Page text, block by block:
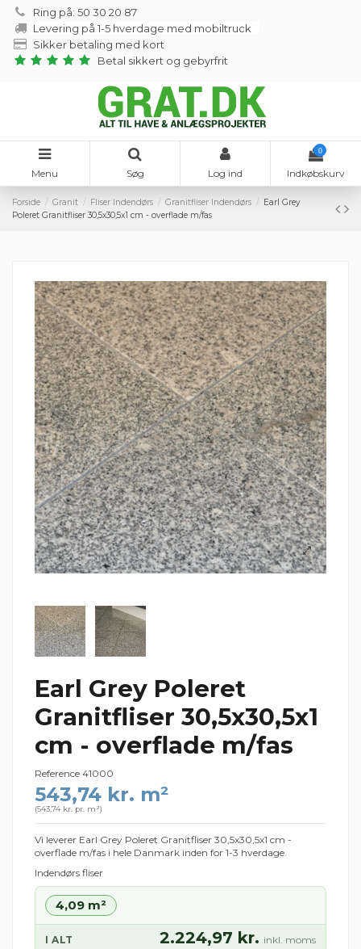
Ring på: 50 30 20 87
Levering på 1-5 hverdage med mobiltruck
Sikker betaling med kort
Betal sikkert og gebyrfrit
Menu Søg Log ind
0
Indkøbskurv
Forside Granit Fliser Indendørs Granitfliser Indendørs
Earl Grey
Poleret Granitfliser 30,5x30,5x1 cm - overflade m/fas
Earl Grey Poleret
Granitfliser 30,5x30,5x1
cm - overflade m/fas
Reference 41000
543,74 kr. m²
(543,74 kr. pr. m²)
Vi leverer Earl Grey Poleret Granitfliser 30,5x30,5x1 cm -
overflade m/fas i hele Danmark inden for 1-3 hverdage.
Indendørs fliser
4,09 m²
I ALT 2.224,97 kr. inkl. moms